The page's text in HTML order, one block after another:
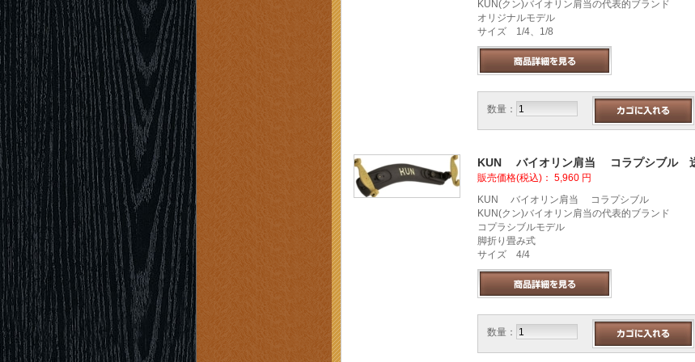
KUN(クン)バイオリン肩当の代表的ブランド
オリジナルモデル
サイズ 1/4、1/8
数量：
KUN バイオリン肩当 コラプシブル
販売価格(税込)： 5,960 円
KUN バイオリン肩当 コラプシブル
KUN(クン)バイオリン肩当の代表的ブランド
コプラシブルモデル
脚折り畳み式
サイズ 4/4
数量：